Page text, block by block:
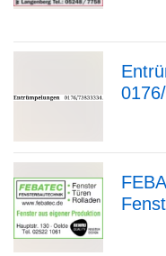
Detailseite
zur
Detailseite